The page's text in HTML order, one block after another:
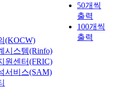
50개씩
출력
100개씩
출력
(KOCW)
시스템(Rinfo)
원센터(FRIC)
서비스(SAM)